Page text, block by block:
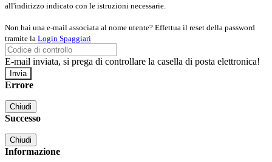
all'indirizzo indicato con le istruzioni necessarie.
Non hai una e-mail associata al nome utente? Effettua il reset della password
tramite la Login Spaggiari
E-mail inviata, si prega di controllare la casella di posta elettronica!
Errore
Chiudi
Successo
Chiudi
Informazione